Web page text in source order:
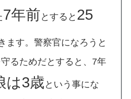
7年前 とすると 25
ます。警察官になろうと
るためだとすると、7年
は3歳という事にな